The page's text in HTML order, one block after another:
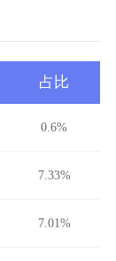
占比
0.6%
7.33%
7.01%